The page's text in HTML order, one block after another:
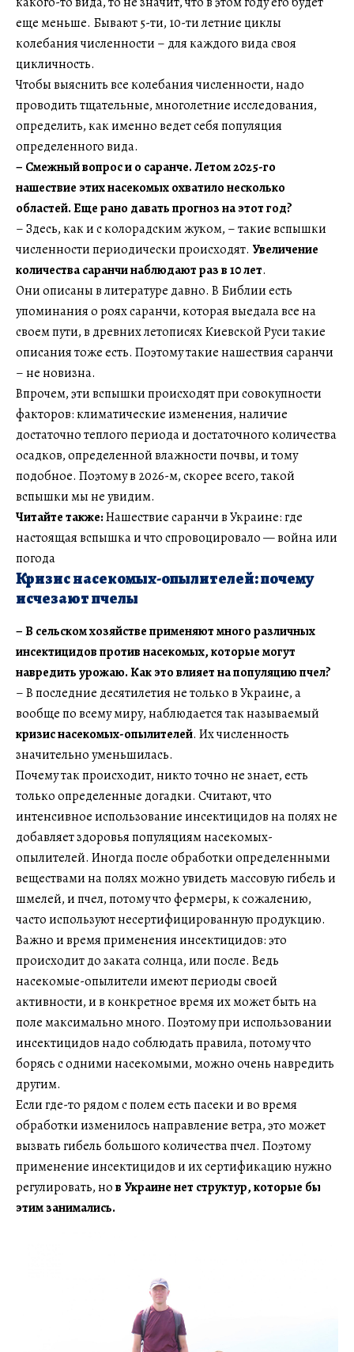
еще меньше. Бывают 5-ти, 10-ти летние циклы
колебания численности – для каждого вида своя
цикличность.
Чтобы выяснить все колебания численности, надо
проводить тщательные, многолетние исследования,
определить, как именно ведет себя популяция
определенного вида.
– Смежный вопрос и о саранче. Летом 2025-го
нашествие этих насекомых охватило несколько
областей. Еще рано давать прогноз на этот год?
– Здесь, как и с колорадским жуком, – такие вспышки
численности периодически происходят. Увеличение
количества саранчи наблюдают раз в 10 лет.
Они описаны в литературе давно. В Библии есть
упоминания о роях саранчи, которая выедала все на
своем пути, в древних летописях Киевской Руси такие
описания тоже есть. Поэтому такие нашествия саранчи
– не новизна.
Впрочем, эти вспышки происходят при совокупности
факторов: климатические изменения, наличие
достаточно теплого периода и достаточного количества
осадков, определенной влажности почвы, и тому
подобное. Поэтому в 2026-м, скорее всего, такой
вспышки мы не увидим.
Читайте также:Нашествие саранчи в Украине: где
настоящая вспышка и что спровоцировало — война или
погода
Кризис насекомых-опылителей: почему
исчезают пчелы
–В сельском хозяйстве применяют много различных
инсектицидов против насекомых, которые могут
навредить урожаю. Как это влияет на популяцию пчел?
– В последние десятилетия не только в Украине, а
вообще по всему миру, наблюдается так называемый
кризис насекомых-опылителей. Их численность
значительно уменьшилась.
Почему так происходит, никто точно не знает, есть
только определенные догадки. Считают, что
интенсивное использование инсектицидов на полях не
добавляет здоровья популяциям насекомых-
опылителей. Иногда после обработки определенными
веществами на полях можно увидеть массовую гибель и
шмелей, и пчел, потому что фермеры, к сожалению,
часто используют несертифицированную продукцию.
Важно и время применения инсектицидов: это
происходит до заката солнца, или после. Ведь
насекомые-опылители имеют периоды своей
активности, и в конкретное время их может быть на
поле максимально много. Поэтому при использовании
инсектицидов надо соблюдать правила, потому что
борясь с одними насекомыми, можно очень навредить
другим.
Если где-то рядом с полем есть пасеки и во время
обработки изменилось направление ветра, это может
вызвать гибель большого количества пчел. Поэтому
применение инсектицидов и их сертификацию нужно
регулировать, нов Украине нет структур, которые бы
этим занимались.